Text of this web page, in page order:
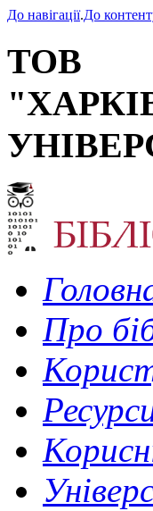
До навігації.До
ТОВ
Про